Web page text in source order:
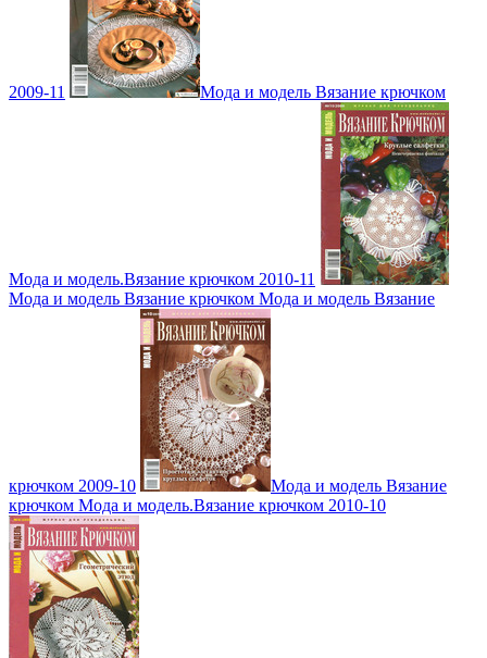
2009-11 Мода и модель Вязание крючком
Мода и модель.Вязание крючком 2010-11
Мода и модель Вязание крючком Мода и модель Вязание
крючком 2009-10
Мода и модель Вязание
крючком Мода и модель.Вязание крючком 2010-10